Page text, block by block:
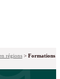
régions > Formations